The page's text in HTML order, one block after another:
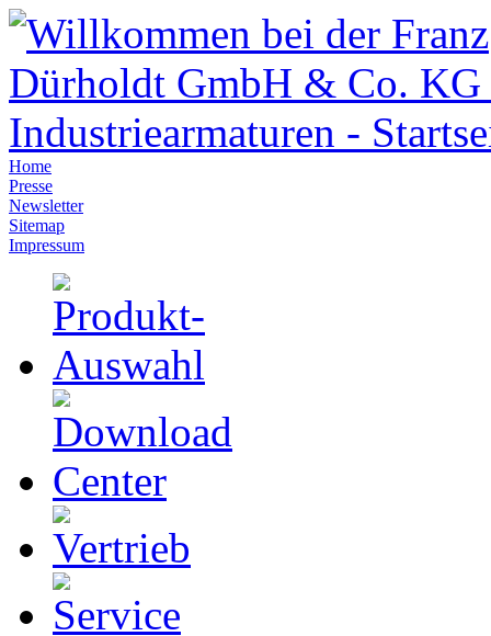
Home
Presse
Newsletter
Sitemap
Impressum